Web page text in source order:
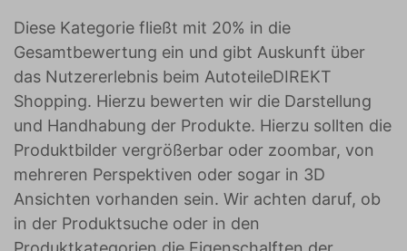
Diese Kategorie fließt mit 20% in die
Gesamtbewertung ein und gibt Auskunft über
das Nutzererlebnis beim AutoteileDIREKT
Shopping. Hierzu bewerten wir die Darstellung
und Handhabung der Produkte. Hierzu sollten die
Produktbilder vergrößerbar oder zoombar, von
mehreren Perspektiven oder sogar in 3D
Ansichten vorhanden sein. Wir achten daruf, ob
in der Produktsuche oder in den